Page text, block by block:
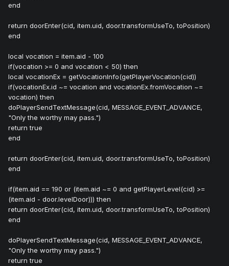
end
return doorEnter(cid, item.uid, door.transformUseTo, toPosition)
end
local vocation = item.aid - 100
if(vocation >= 0 and vocation < 50) then
local vocationEx = getVocationInfo(getPlayerVocation(cid))
if(vocationEx.id ~= vocation and vocationEx.fromVocation ~=
vocation) then
doPlayerSendTextMessage(cid, MESSAGE_EVENT_ADVANCE,
"Only the worthy may pass.")
return true
end
return doorEnter(cid, item.uid, door.transformUseTo, toPosition)
end
if(item.aid == 190 or (item.aid ~= 0 and getPlayerLevel(cid) >=
(item.aid - door.levelDoor))) then
return doorEnter(cid, item.uid, door.transformUseTo, toPosition)
end
doPlayerSendTextMessage(cid, MESSAGE_EVENT_ADVANCE,
"Only the worthy may pass.")
return true